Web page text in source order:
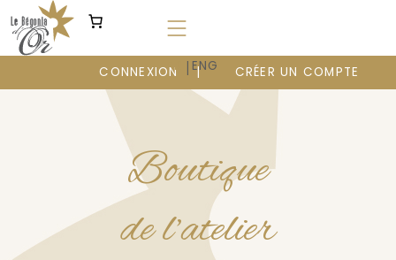
au
contenu
FR | ENG
CONNEXION CRÉER UN COMPTE
Boutique
de l’atelier